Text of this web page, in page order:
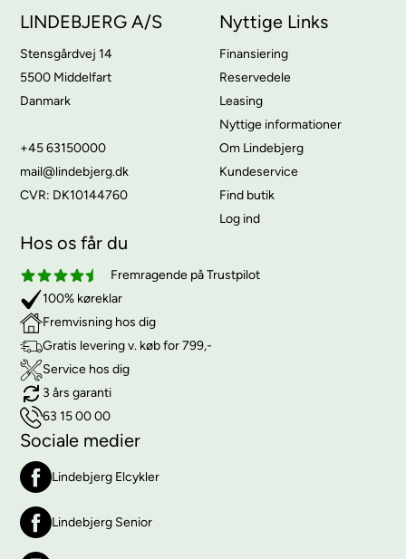
LINDEBJERG A/S
Stensgårdvej 14
5500 Middelfart
Danmark
+45 63150000
mail@lindebjerg.dk
CVR: DK10144760
Nyttige Links
Finansiering
Reservedele
Leasing
Nyttige informationer
Om Lindebjerg
Kundeservice
Find butik
Log ind
Hos os får du
Fremragende på Trustpilot
100% køreklar
Fremvisning hos dig
Gratis levering v. køb for 799,-
Service hos dig
3 års garanti
63 15 00 00
Sociale medier
Lindebjerg Elcykler
Lindebjerg Senior